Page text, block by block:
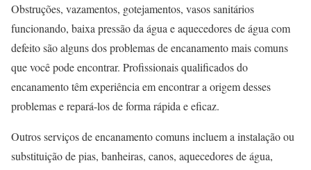
Obstruções, vazamentos, gotejamentos, vasos sanitários
funcionando, baixa pressão da água e aquecedores de água com
defeito são alguns dos problemas de encanamento mais comuns
que você pode encontrar. Profissionais qualificados do
encanamento têm experiência em encontrar a origem desses
problemas e repará-los de forma rápida e eficaz.
Outros serviços de encanamento comuns incluem a instalação ou
substituição de pias, banheiras, canos, aquecedores de água,